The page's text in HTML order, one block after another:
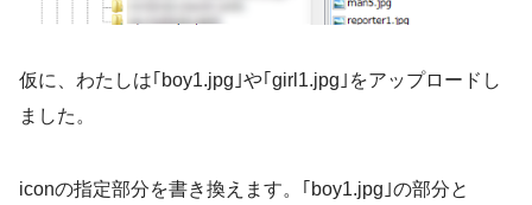
仮に、わたしは｢boy1.jpg｣や｢girl1.jpg｣をアップロードし
ました。
iconの指定部分を書き換えます。｢boy1.jpg｣の部分と